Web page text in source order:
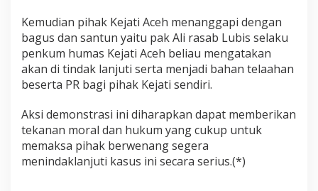
Kemudian pihak Kejati Aceh menanggapi dengan
bagus dan santun yaitu pak Ali rasab Lubis selaku
penkum humas Kejati Aceh beliau mengatakan
akan di tindak lanjuti serta menjadi bahan telaahan
beserta PR bagi pihak Kejati sendiri.
Aksi demonstrasi ini diharapkan dapat memberikan
tekanan moral dan hukum yang cukup untuk
memaksa pihak berwenang segera
menindaklanjuti kasus ini secara serius.(*)